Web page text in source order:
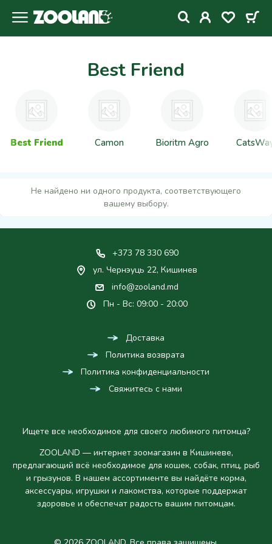
Best Friend
Best Friend Camon Bioritm Agro
Не найдено ни одного продукта, соответствующего
вашему выбору.
+373 78 330 690
ул. Чернэуць 22, Кишинев
info@zooland.md
Пн - Вс: 09:00 - 20:00
Доставка
Политика возврата
Политика конфиденциальности
Свяжитесь с нами
Ищете все необходимое для своего любимого питомца?
ZOOLAND — интернет зоомагазин в Кишиневе,
предлагающий всё необходимое для кошек, собак, птиц, рыб
и грызунов. В нашем ассортименте вы найдёте корма,
аксессуары, игрушки и лакомства, которые поддержат
здоровье и обеспечат радость вашим питомцам.